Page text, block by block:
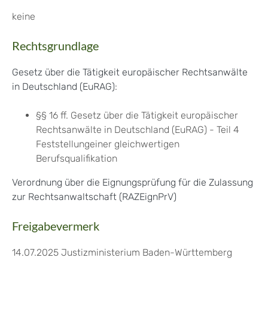
keine
Rechtsgrundlage
Gesetz über die Tätigkeit europäischer Rechtsanwälte
in Deutschland (EuRAG):
§§ 16 ff. Gesetz über die Tätigkeit europäischer
Rechtsanwälte in Deutschland (EuRAG) - Teil 4
Feststellungeiner gleichwertigen
Berufsqualifikation
Verordnung über die Eignungsprüfung für die Zulassung
zur Rechtsanwaltschaft (RAZEignPrV)
Freigabevermerk
14.07.2025 Justizministerium Baden-Württemberg